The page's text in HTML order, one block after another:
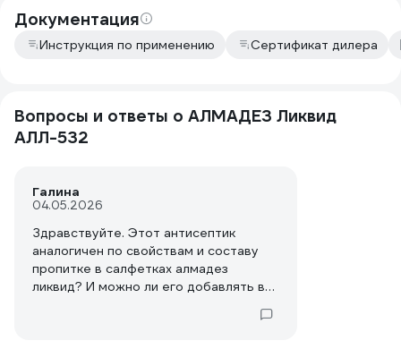
Документация
Инструкция по применению Сертификат дилера
Вопросы и ответы о АЛМАДЕЗ Ликвид
АЛЛ-532
Галина
04.05.2026
Здравствуйте. Этот антисептик
аналогичен по свойствам и составу
пропитке в салфетках алмадез
ликвид? И можно ли его добавлять в
для увеличения влажности салфеток?